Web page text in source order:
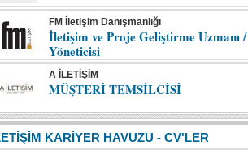
FM İletişim Danışmanlığı
İletişim ve Proje Geliştirme Uzmanı /
Yöneticisi
A İLETİŞİM
MÜŞTERİ TEMSİLCİSİ
KARİYER HAVUZU - CV'LER